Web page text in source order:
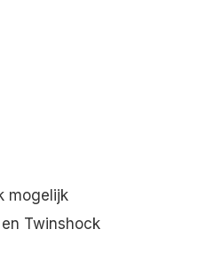
mogelijk
Twinshock